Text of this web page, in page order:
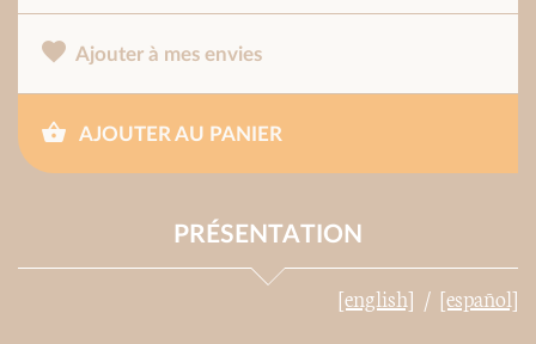
Ajouter à mes envies
AJOUTER AU PANIER
PRÉSENTATION
[english] [español]